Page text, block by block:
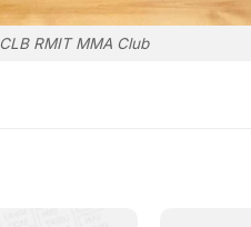
RMIT MMA Club